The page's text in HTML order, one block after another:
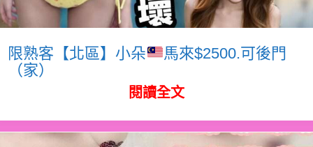
限熟客【北區】小朵
馬來$2500.可後門
（家）
閱讀全文